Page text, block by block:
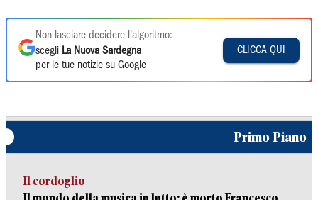
Non lasciare decidere l'algoritmo:
scegli La Nuova Sardegna
per le tue notizie su Google
CLICCA QUI
Primo Piano
Il cordoglio